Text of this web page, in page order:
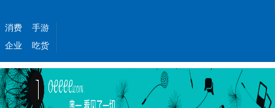
消费
手游
企业
吃货